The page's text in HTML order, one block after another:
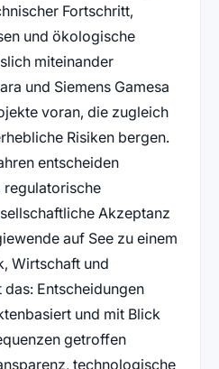
Fortschritt,
und ökologische
miteinander
und Siemens Gamesa
voran, die zugleich
Risiken bergen.
entscheiden
regulatorische
Akzeptanz
auf See zu einem
Wirtschaft und
Entscheidungen
und mit Blick
getroffen
technologische